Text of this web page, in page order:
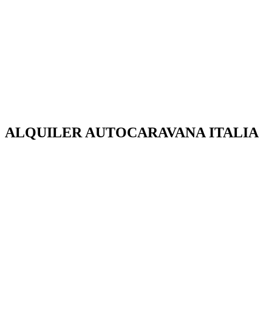
ALQUILER AUTOCARAVANA ITALIA